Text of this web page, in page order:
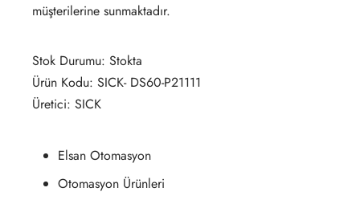
müşterilerine sunmaktadır.
Stok Durumu: Stokta
Ürün Kodu: SICK- DS60-P21111
Üretici: SICK
Elsan Otomasyon
Otomasyon Ürünleri